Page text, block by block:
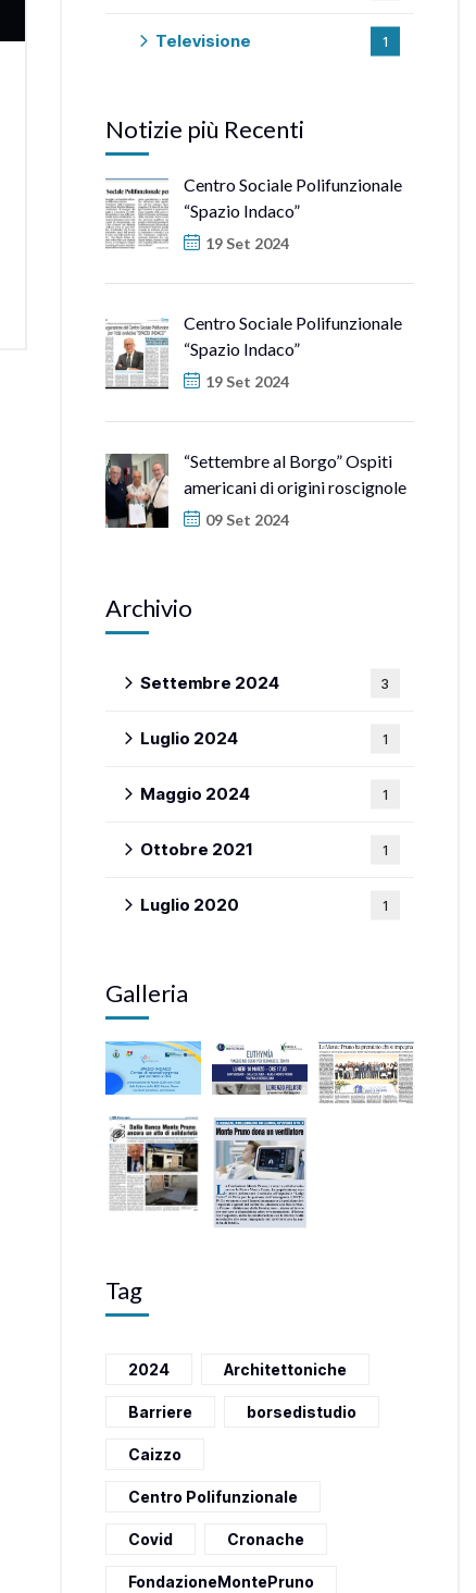
Televisione 1
Notizie più Recenti
Centro Sociale Polifunzionale
“Spazio Indaco”
19 Set 2024
Centro Sociale Polifunzionale
“Spazio Indaco”
19 Set 2024
“Settembre al Borgo” Ospiti
americani di origini roscignole
09 Set 2024
Archivio
Settembre 2024 3
Luglio 2024 1
Maggio 2024 1
Ottobre 2021 1
Luglio 2020 1
Galleria
Tag
2024 Architettoniche
Barriere borsedistudio
Caizzo
Centro Polifunzionale
Covid Cronache
FondazioneMontePruno